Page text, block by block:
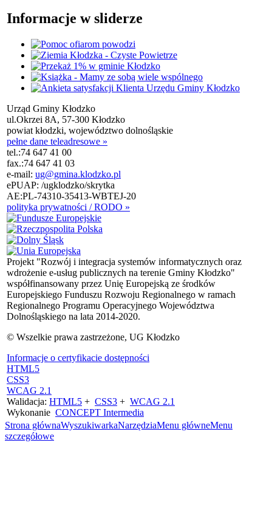
Informacje w sliderze
Urząd Gminy Kłodzko
ul.Okrzei 8A, 57-300 Kłodzko
powiat kłodzki, województwo dolnośląskie
pełne dane teleadresowe »
tel.:74 647 41 00
fax.:74 647 41 03
e-mail: ug@gmina.klodzko.pl
ePUAP: /ugklodzko/skrytka
AE:PL-74310-35413-WBTEJ-20
polityka prywatności / RODO »
Projekt "Rozwój i integracja systemów informatycznych oraz
wdrożenie e-usług publicznych na terenie Gminy Kłodzko"
współfinansowany przez Unię Europejską ze środków
Europejskiego Funduszu Rozwoju Regionalnego w ramach
Regionalnego Programu Operacyjnego Województwa
Dolnośląskiego na lata 2014-2020.
© Wszelkie prawa zastrzeżone, UG Kłodzko
Informacje o certyfikacie dostępności
HTML5
CSS3
WCAG 2.1
Walidacja: HTML5 + CSS3 + WCAG 2.1
Wykonanie CONCEPT Intermedia
Strona głównaWyszukiwarkaNarzędziaMenu główneMenu
szczegółowe